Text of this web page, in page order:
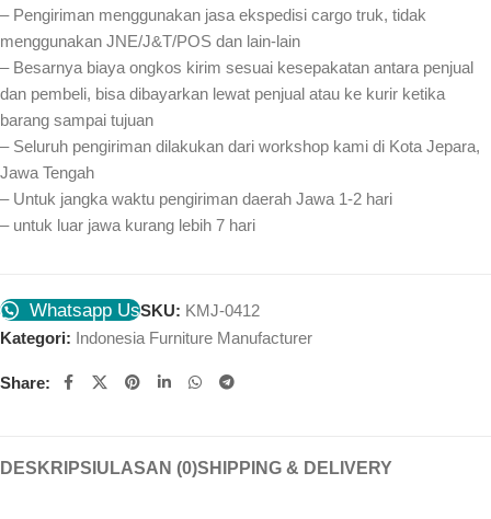
– Pengiriman menggunakan jasa ekspedisi cargo truk, tidak
menggunakan JNE/J&T/POS dan lain-lain
– Besarnya biaya ongkos kirim sesuai kesepakatan antara penjual
dan pembeli, bisa dibayarkan lewat penjual atau ke kurir ketika
barang sampai tujuan
– Seluruh pengiriman dilakukan dari workshop kami di Kota Jepara,
Jawa Tengah
– Untuk jangka waktu pengiriman daerah Jawa 1-2 hari
– untuk luar jawa kurang lebih 7 hari
Whatsapp UsSKU: KMJ-0412
Kategori: Indonesia Furniture Manufacturer
Share:
DESKRIPSI ULASAN (0)SHIPPING & DELIVERY